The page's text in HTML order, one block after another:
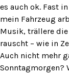
es auch ok. Fast
mein Fahrzeug
Musik, trällere
rauscht – wie in
Auch nicht mehr
Sonntagmorgen?